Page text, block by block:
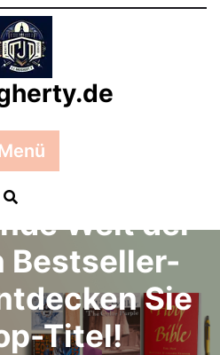
Welt der
Bestseller-
Sie
Titel!